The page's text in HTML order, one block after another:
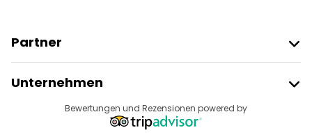
Partner
Anbieter-Anmeldung
Affiliate-Programm
Unternehmen
ReisezieleBewertungen und Rezensionen powered by